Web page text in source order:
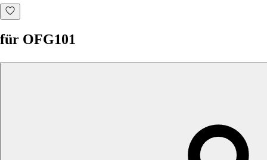
für OFG101